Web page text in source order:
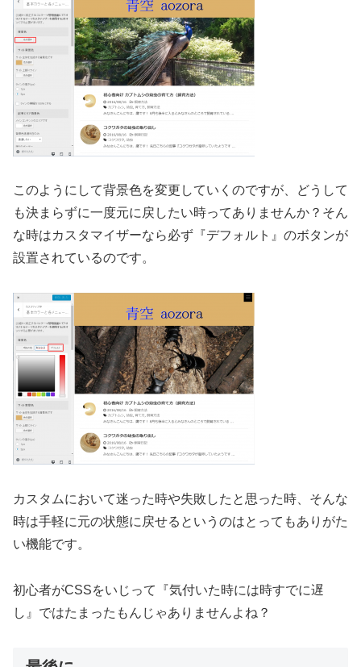
このようにして背景色を変更していくのですが、どうして
も決まらずに一度元に戻したい時ってありませんか？そん
な時はカスタマイザーなら必ず『デフォルト』のボタンが
設置されているのです。
カスタムにおいて迷った時や失敗したと思った時、そんな
時は手軽に元の状態に戻せるというのはとってもありがた
い機能です。
初心者がCSSをいじって『気付いた時には時すでに遅
し』ではたまったもんじゃありませんよね？